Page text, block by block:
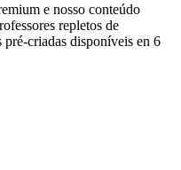
e nosso conteúdo
repletos de
pré-criadas disponíveis en 6